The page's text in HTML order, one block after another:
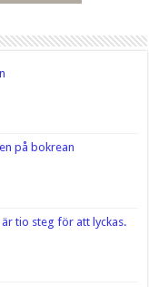
på bokrean
är tio steg för att lyckas.